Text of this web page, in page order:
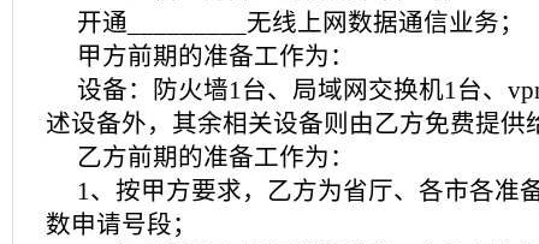
开通_________无线上网数据通信业务；
甲方前期的准备工作为：
设备：防火墙1台、局域网交换机1台、
述设备外，其余相关设备则由乙方免费提供
乙方前期的准备工作为：
1、按甲方要求，乙方为省厅、各市各准
数申请号段；